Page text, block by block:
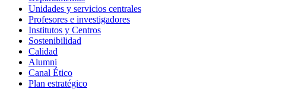
Unidades y servicios centrales
Profesores e investigadores
Institutos y Centros
Sostenibilidad
Calidad
Alumni
Canal Ético
Plan estratégico